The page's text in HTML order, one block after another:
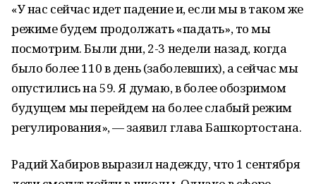
«У нас сейчас идет падение и, если мы в таком же
режиме будем продолжать «падать», то мы
посмотрим. Были дни, 2-3 недели назад, когда
было более 110 в день (заболевших), а сейчас мы
опустились на 59. Я думаю, в более обозримом
будущем мы перейдем на более слабый режим
регулирования», — заявил глава Башкортостана.
Радий Хабиров выразил надежду, что 1 сентября